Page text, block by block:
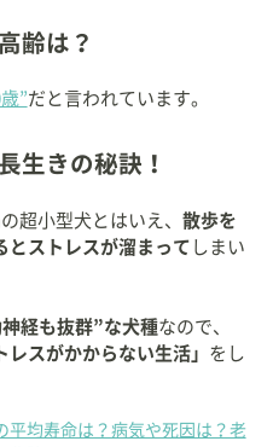
齢は？
”だと言われています。
生きの秘訣！
超小型犬とはいえ、 散歩を
とストレスが溜まって しまい
経も抜群”な犬種なので、
スがかからない生活」 をし
平均寿命は？病気や死因は？老